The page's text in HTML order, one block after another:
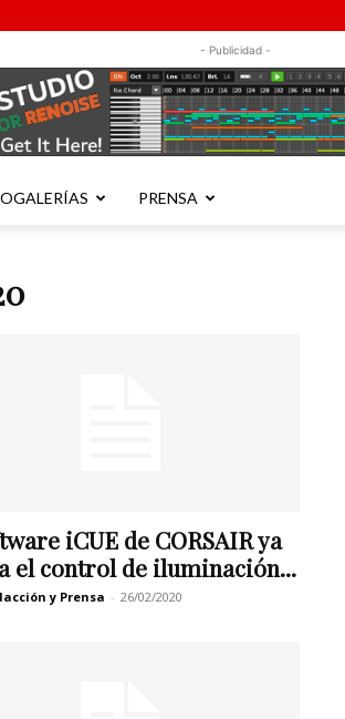
- Publicidad -
PRENSA
iCUE de CORSAIR ya
el control de iluminación...
y Prensa - 26/02/2020